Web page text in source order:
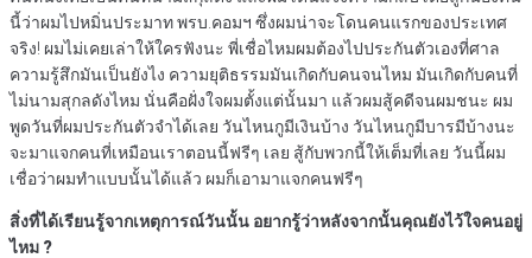
นี้ว่าผมไปหมิ่นประมาท พรบ.คอมฯ ซึ่งผมน่าจะโดนคนแรกของประเทศ
จริง! ผมไม่เคยเล่าให้ใครฟังนะ พี่เชื่อไหมผมต้องไปประกันตัวเองที่ศาล
ความรู้สึกมันเป็นยังไง ความยุติธรรมมันเกิดกับคนจนไหม มันเกิดกับคนที่
ไม่นามสุกลดังไหม นั่นคือฝั่งใจผมตั้งแต่นั้นมา แล้วผมสู้คดีจนผมชนะ ผม
พูดวันที่ผมประกันตัวจำได้เลย วันไหนกูมีเงินบ้าง วันไหนกูมีบารมีบ้างนะ
จะมาแจกคนที่เหมือนเราตอนนี้ฟรีๆ เลย สู้กับพวกนี้ให้เต็มที่เลย วันนี้ผม
เชื่อว่าผมทำแบบนั้นได้แล้ว ผมก็เอามาแจกคนฟรีๆ
สิ่งที่ได้เรียนรู้จากเหตุการณ์วันนั้น อยากรู้ว่าหลังจากนั้นคุณยังไว้ใจคนอยู่
ไหม ?